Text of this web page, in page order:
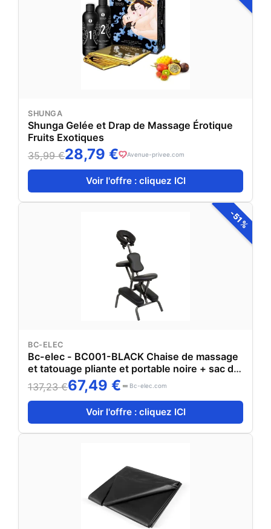
SHUNGA
Shunga Gelée et Drap de Massage Érotique
Fruits Exotiques
35,99 €28,79 € Avenue-privee.com
Voir l'offre : cliquez ICI
-51%
BC-ELEC
Bc-elec - BC001-BLACK Chaise de massage
et tatouage pliante et portable noire + sac de
transport
137,23 €67,49 € Bc-elec.com
Voir l'offre : cliquez ICI